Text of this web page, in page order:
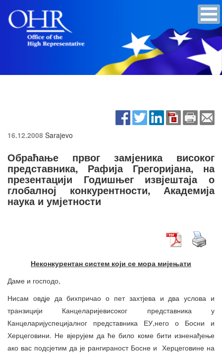
16.12.2008 Sarajevo
Обраћање првог замјеника високог
представника, Рафија Грегоријана, на
презентацији Годишњег извјештаја о
глобалној конкурентности, Академија
наука и умјетности
Неконкурентан систем који се мора мијењати
Даме и господо,
Нисам овдје да бихпричао о пет захтјева и два услова и
транзицији Канцеларијевисоког представника у
Канцеларијуспецијалног представника ЕУ,него о Босни и
Херцеговини. Не вјерујем да ће било коме бити изненађење
ако вас подсјетим да је рангираност Босне и Херцеговине на